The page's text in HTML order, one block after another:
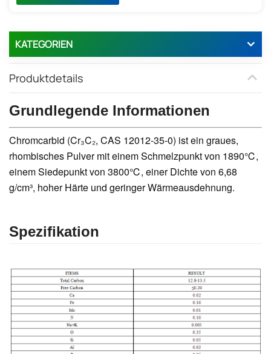
KATEGORIEN
Produktdetails
Grundlegende Informationen
Chromcarbid (Cr₃C₂, CAS 12012-35-0) ist ein graues,
rhombisches Pulver mit einem Schmelzpunkt von 1890℃,
einem Siedepunkt von 3800℃, einer Dichte von 6,68
g/cm³, hoher Härte und geringer Wärmeausdehnung.
Spezifikation